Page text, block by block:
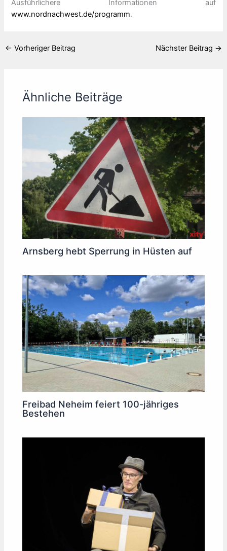
Ausführlichere Informationen auf
www.nordnachwest.de/programm.
← Vorheriger Beitrag Nächster Beitrag →
Ähnliche Beiträge
Arnsberg hebt Sperrung in Hüsten auf
Freibad Neheim feiert 100-jähriges
Bestehen